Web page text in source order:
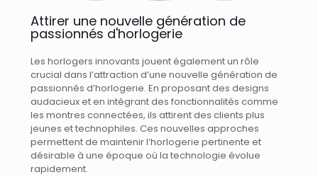
Attirer une nouvelle génération de
passionnés d'horlogerie
Les horlogers innovants jouent également un rôle
crucial dans l’attraction d’une nouvelle génération de
passionnés d’horlogerie. En proposant des designs
audacieux et en intégrant des fonctionnalités comme
les montres connectées, ils attirent des clients plus
jeunes et technophiles. Ces nouvelles approches
permettent de maintenir l’horlogerie pertinente et
désirable à une époque où la technologie évolue
rapidement.